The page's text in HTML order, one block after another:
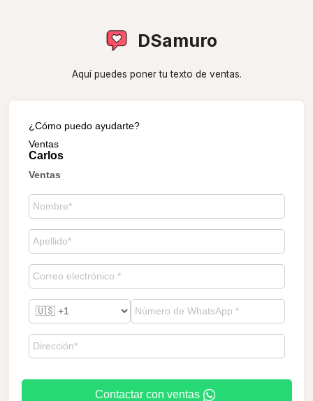
DSamuro
Aquí puedes poner tu texto de ventas.
¿Cómo puedo ayudarte?
Ventas
Carlos
Ventas
Contactar con ventas